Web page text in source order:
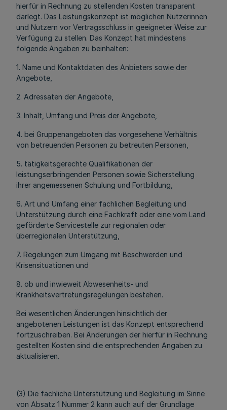
hierfür in Rechnung zu stellenden Kosten transparent
darlegt. Das Leistungskonzept ist möglichen Nutzerinnen
und Nutzern vor Vertragsschluss in geeigneter Weise zur
Verfügung zu stellen. Das Konzept hat mindestens
folgende Angaben zu beinhalten:
1. Name und Kontaktdaten des Anbieters sowie der
Angebote,
2. Adressaten der Angebote,
3. Inhalt, Umfang und Preis der Angebote,
4. bei Gruppenangeboten das vorgesehene Verhältnis
von betreuenden Personen zu betreuten Personen,
5. tätigkeitsgerechte Qualifikationen der
leistungserbringenden Personen sowie Sicherstellung
ihrer angemessenen Schulung und Fortbildung,
6. Art und Umfang einer fachlichen Begleitung und
Unterstützung durch eine Fachkraft oder eine vom Land
geförderte Servicestelle zur regionalen oder
überregionalen Unterstützung,
7. Regelungen zum Umgang mit Beschwerden und
Krisensituationen und
8. ob und inwieweit Abwesenheits- und
Krankheitsvertretungsregelungen bestehen.
Bei wesentlichen Änderungen hinsichtlich der
angebotenen Leistungen ist das Konzept entsprechend
fortzuschreiben. Bei Änderungen der hierfür in Rechnung
gestellten Kosten sind die entsprechenden Angaben zu
aktualisieren.
(3) Die fachliche Unterstützung und Begleitung im Sinne
von Absatz 1 Nummer 2 kann auch auf der Grundlage